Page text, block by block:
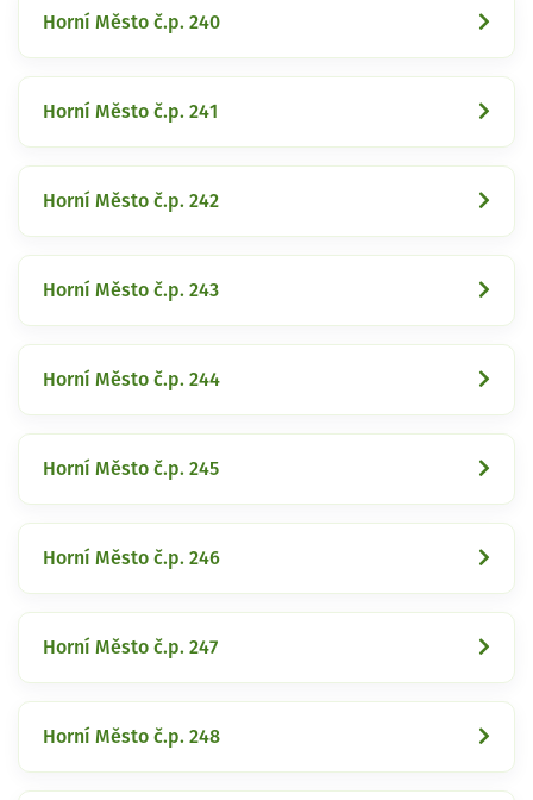
Horní Město č.p. 240
Horní Město č.p. 241
Horní Město č.p. 242
Horní Město č.p. 243
Horní Město č.p. 244
Horní Město č.p. 245
Horní Město č.p. 246
Horní Město č.p. 247
Horní Město č.p. 248